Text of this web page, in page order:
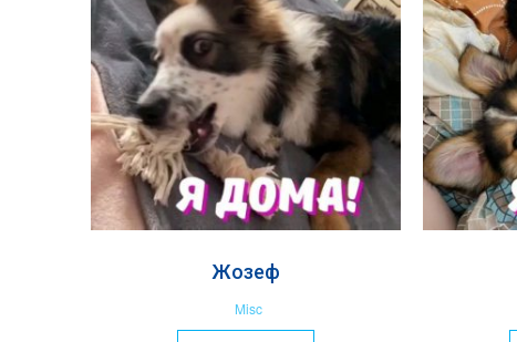
Жозеф
Misc